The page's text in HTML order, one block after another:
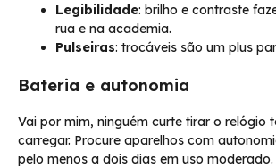
Legibilidade: brilho e contraste
rua e na academia.
Pulseiras: trocáveis são um plus
Bateria e autonomia
Vai por mim, ninguém curte tirar o relógio
carregar. Procure aparelhos com
pelo menos a dois dias em uso moderado.